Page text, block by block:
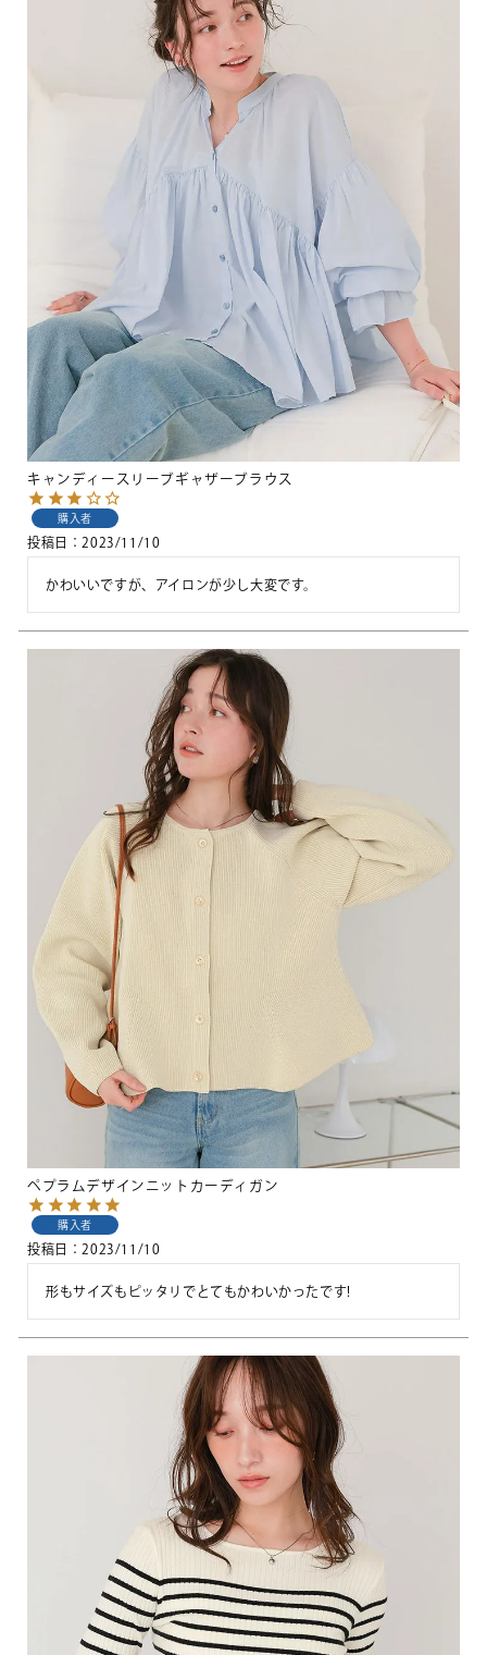
キャンディースリーブギャザーブラウス
購入者
投稿日 2023/11/10
かわいいですが、アイロンが少し大変です。
ペプラムデザインニットカーディガン
購入者
投稿日 2023/11/10
形もサイズもピッタリでとてもかわいかったです!